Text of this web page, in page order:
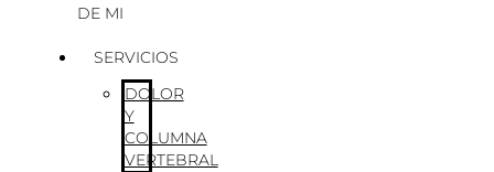
DE MI
SERVICIOS
DOLOR
Y
COLUMNA
VERTEBRAL